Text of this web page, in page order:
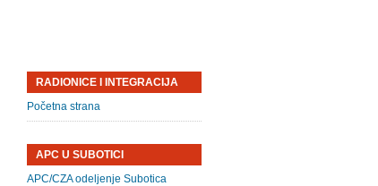
RADIONICE I INTEGRACIJA
Početna strana
APC U SUBOTICI
APC/CZA odeljenje Subotica